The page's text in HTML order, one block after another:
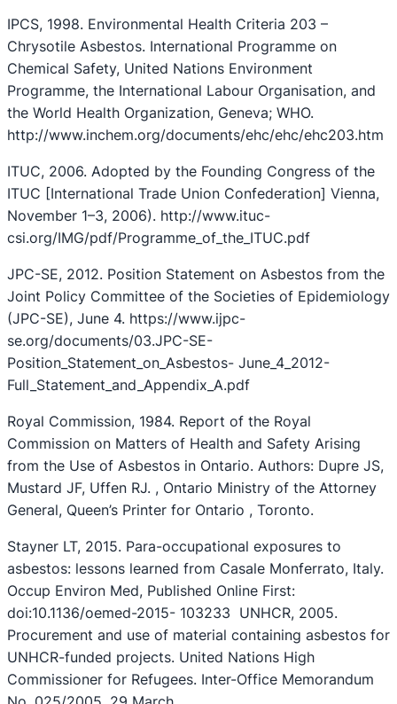
IPCS, 1998. Environmental Health Criteria 203 –
Chrysotile Asbestos. International Programme on
Chemical Safety, United Nations Environment
Programme, the International Labour Organisation, and
the World Health Organization, Geneva; WHO.
http://www.inchem.org/documents/ehc/ehc/ehc203.htm
ITUC, 2006. Adopted by the Founding Congress of the
ITUC [International Trade Union Confederation] Vienna,
November 1–3, 2006). http://www.ituc-
csi.org/IMG/pdf/Programme_of_the_ITUC.pdf
JPC-SE, 2012. Position Statement on Asbestos from the
Joint Policy Committee of the Societies of Epidemiology
(JPC-SE), June 4. https://www.ijpc-
se.org/documents/03.JPC-SE-
Position_Statement_on_Asbestos- June_4_2012-
Full_Statement_and_Appendix_A.pdf
Royal Commission, 1984. Report of the Royal
Commission on Matters of Health and Safety Arising
from the Use of Asbestos in Ontario. Authors: Dupre JS,
Mustard JF, Uffen RJ. , Ontario Ministry of the Attorney
General, Queen’s Printer for Ontario , Toronto.
Stayner LT, 2015. Para-occupational exposures to
asbestos: lessons learned from Casale Monferrato, Italy.
Occup Environ Med, Published Online First:
doi:10.1136/oemed-2015- 103233 UNHCR, 2005.
Procurement and use of material containing asbestos for
UNHCR-funded projects. United Nations High
Commissioner for Refugees. Inter-Office Memorandum